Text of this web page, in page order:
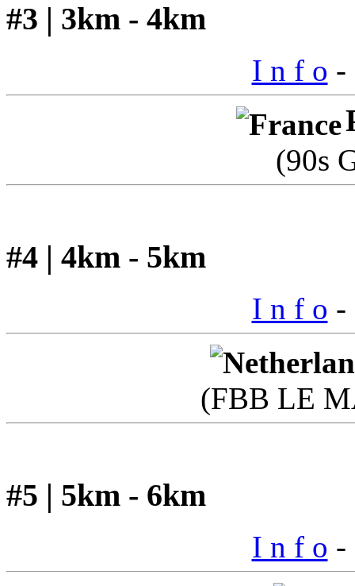
#3 | 3km - 4km
I n f o -
(90s
#4 | 4km - 5km
I n f o -
(FBB LE
#5 | 5km - 6km
I n f o -